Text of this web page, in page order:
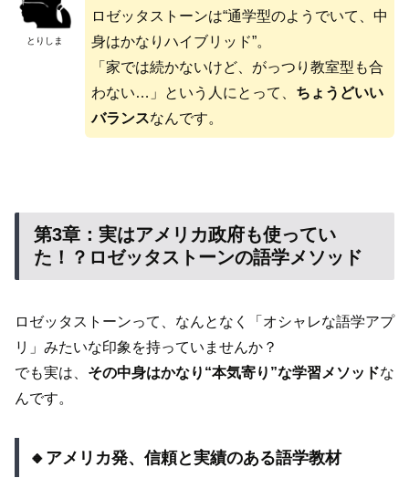
とりしま
ロゼッタストーンは“通学型のようでいて、中
身はかなりハイブリッド”。
「家では続かないけど、がっつり教室型も合
わない…」という人にとって、 ちょうどいい
バランスなんです。
第3章：実はアメリカ政府も使ってい
た！？ロゼッタストーンの語学メソッド
ロゼッタストーンって、なんとなく「オシャレな語学アプ
リ」みたいな印象を持っていませんか？
でも実は、 その中身はかなり“本気寄り”な学習メソッドな
んです。
🔸アメリカ発、信頼と実績のある語学教材